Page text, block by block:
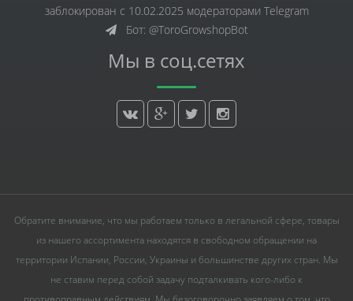
заблокирован с 10.02.2025 модераторами Telegram
Бот: @ToroGrowshopBot
Мы в соц.сетях
Обратите внимание, что мы работаем только в легальной сфере, товары
из нашего ассортимента находятся в свободном обращении на
территории Испании, России, Украины и большинстве других стран. Мы
не ставим перед собой задачу подталкивать кого-либо к